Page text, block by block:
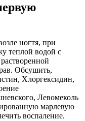
ногтя, при
теплой водой с
Обсушить,
Хлоргексидин,
Левомеколь
марлевую
воспаление.